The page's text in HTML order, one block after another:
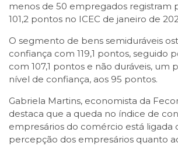
menos de 50 empregados registram
101,2 pontos no ICEC de janeiro de
O segmento de bens semiduráveis
confiança com 119,1 pontos, seguido
com 107,1 pontos e não duráveis, um
nível de confiança, aos 95 pontos.
Gabriela Martins, economista da
destaca que a queda no índice de
empresários do comércio está ligada
percepção dos empresários quanto